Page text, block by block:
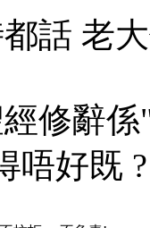
話 老
修辭
唔好既 ?